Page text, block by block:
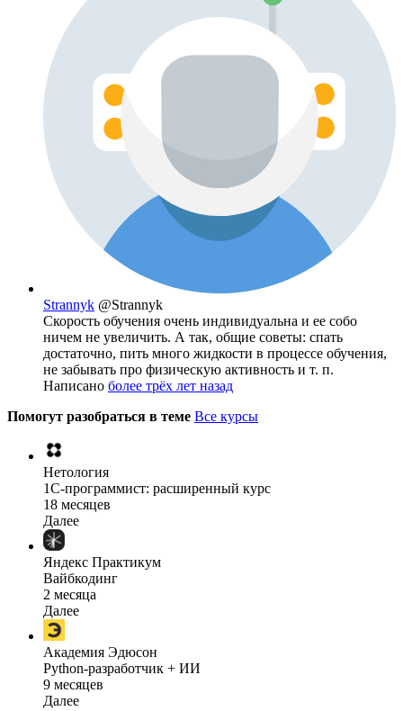
Strannyk @Strannyk
Скорость обучения очень индивидуальна и ее собо
ничем не увеличить. А так, общие советы: спать
достаточно, пить много жидкости в процессе обучения,
не забывать про физическую активность и т. п.
Написано более трёх лет назад
Помогут разобраться в теме Все курсы
Нетология
1C-программист: расширенный курс
18 месяцев
Далее
Яндекс Практикум
Вайбкодинг
2 месяца
Далее
Академия Эдюсон
Python-разработчик + ИИ
9 месяцев
Далее